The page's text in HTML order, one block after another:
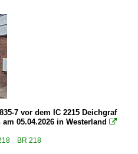
7 vor dem IC 2215 Deichgraf
05.04.2026 in Westerland 
218 BR 218